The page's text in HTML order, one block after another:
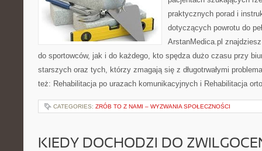
praktycznych porad i
dotyczących powrotu do
ArstanMedica.pl
do sportowców, jak i do każdego, kto spędza dużo czasu przy
starszych oraz tych, którzy zmagają się z długotrwałymi
też: Rehabilitacja po urazach komunikacyjnych i Rehabilitacja
CATEGORIES: ZRÓB TO Z NAMI – WYZWANIA SPOŁECZNOŚCI
KIEDY DOCHODZI DO